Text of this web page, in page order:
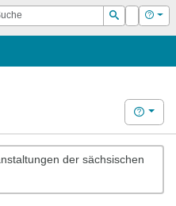
Suchen
Login Hilfe
Hilfe
der sächsischen